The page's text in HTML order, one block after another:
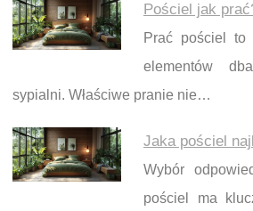
Pościel jak
Prać pościel to
elementów
sypialni. Właściwe pranie nie…
Jaka pościel
Wybór
pościel ma